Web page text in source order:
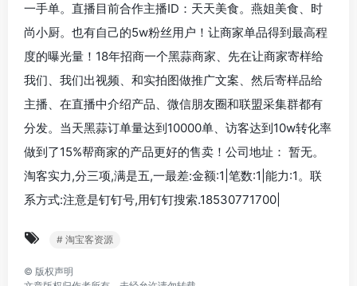
一手单。直播目前合作主播ID：天天美食。燕姐美食、时
尚小厨。也有自己的5w粉丝用户！让商家单品得到最高程
度的曝光量！18年招商一个黑蒜商家、先在让商家寄样给
我们、我们出视频、和实拍图做推广文案、然后寄样品给
主播、在直播中介绍产品、微信朋友圈和联盟采集群都有
分发。当天黑蒜订单量达到10000单、访客达到10w转化率
做到了15%帮商家的产品更好的售卖！公司地址： 暂无。
淘客实力,分三项,满是五,一最差:金额:1|笔数:1|能力:1。联
系方式:注意是钉钉号,用钉钉搜索.18530771700|
# 淘宝客资源
© 版权声明